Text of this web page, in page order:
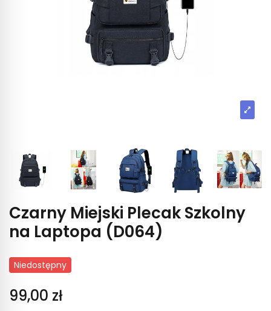
Czarny Miejski Plecak Szkolny
na Laptopa (D064)
Niedostępny
99,00 zł